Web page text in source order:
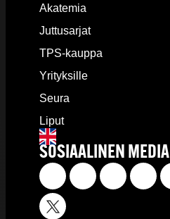
Akatemia
Juttusarjat
TPS-kauppa
Yrityksille
Seura
Liput
SOSIAALINEN MEDIA